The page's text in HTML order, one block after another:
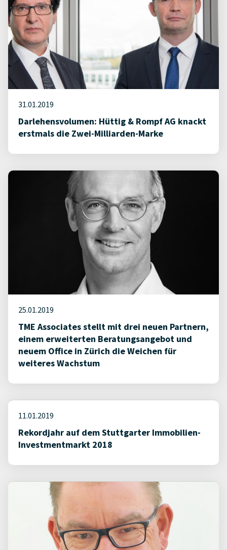
31.01.2019
Darlehensvolumen: Hüttig & Rompf AG knackt
erstmals die Zwei-Milliarden-Marke
25.01.2019
TME Associates stellt mit drei neuen Partnern,
einem erweiterten Beratungsangebot und
neuem Office in Zürich die Weichen für
weiteres Wachstum
11.01.2019
Rekordjahr auf dem Stuttgarter Immobilien-
Investmentmarkt 2018